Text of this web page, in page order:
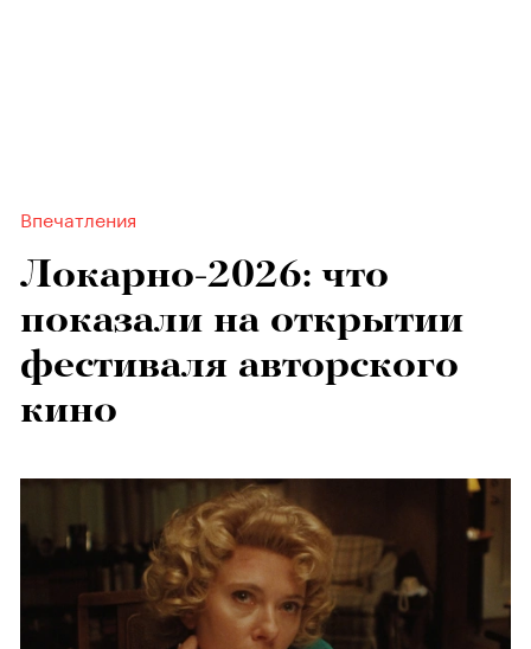
Впечатления
Локарно-2026: что
показали на открытии
фестиваля авторского
кино